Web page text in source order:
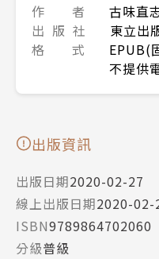
作 者
古味直
出 版 社
東立出
格 式
EPUB(
不提供
出版資訊
出版日期2020-02-27
線上出版日期2020-02-
ISBN9789864702060
分級普級